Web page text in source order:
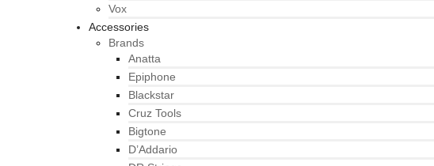
Vox
Accessories
Brands
Anatta
Epiphone
Blackstar
Cruz Tools
Bigtone
D’Addario